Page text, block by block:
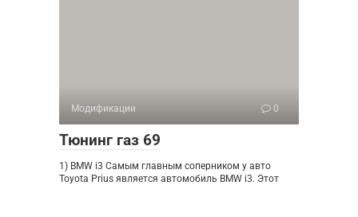
Модификации 0
Тюнинг газ 69
1) BMW i3 Самым главным соперником у авто
Toyota Prius является автомобиль BMW i3. Этот